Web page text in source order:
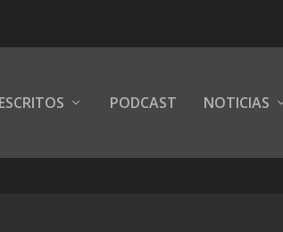
ESCRITOS PODCAST NOTICIAS